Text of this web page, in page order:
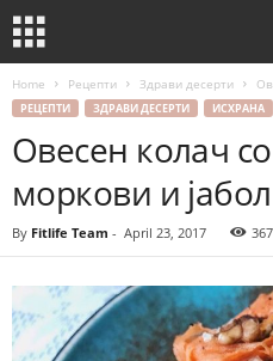
Home Рецепти Здрави десерти
РЕЦЕПТИ ЗДРАВИ ДЕСЕРТИ ИСХРАНА
Овесен колач
моркови и
By Fitlife Team - April 23, 2017 367